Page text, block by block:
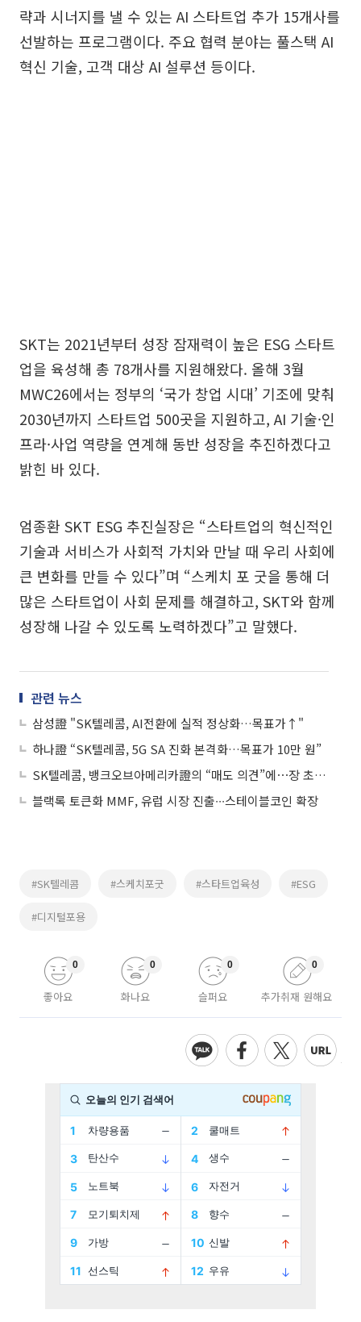
략과 시너지를 낼 수 있는 AI 스타트업 추가 15개사를
선발하는 프로그램이다. 주요 협력 분야는 풀스택 AI
혁신 기술, 고객 대상 AI 설루션 등이다.
SKT는 2021년부터 성장 잠재력이 높은 ESG 스타트
업을 육성해 총 78개사를 지원해왔다. 올해 3월
MWC26에서는 정부의 ‘국가 창업 시대’ 기조에 맞춰
2030년까지 스타트업 500곳을 지원하고, AI 기술·인
프라·사업 역량을 연계해 동반 성장을 추진하겠다고
밝힌 바 있다.
엄종환 SKT ESG 추진실장은 “스타트업의 혁신적인
기술과 서비스가 사회적 가치와 만날 때 우리 사회에
큰 변화를 만들 수 있다”며 “스케치 포 굿을 통해 더
많은 스타트업이 사회 문제를 해결하고, SKT와 함께
성장해 나갈 수 있도록 노력하겠다”고 말했다.
관련 뉴스
삼성證 "SK텔레콤, AI전환에 실적 정상화…목표가↑"
하나證 “SK텔레콤, 5G SA 진화 본격화…목표가 10만 원”
SK텔레콤, 뱅크오브아메리카證의 “매도 의견”에⋯장 초반 5%↓
블랙록 토큰화 MMF, 유럽 시장 진출∙∙∙스테이블코인 확장
#SK텔레콤 #스케치포굿 #스타트업육성 #ESG
#디지털포용
좋아요
0
화나요
0
슬퍼요
0
추가취재 원해요
0